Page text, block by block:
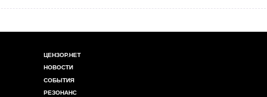
ЦЕНЗОР.НЕТ
НОВОСТИ
СОБЫТИЯ
РЕЗОНАНС